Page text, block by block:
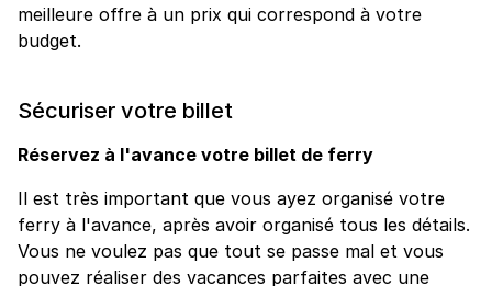
meilleure offre à un prix qui correspond à votre
budget.
Sécuriser votre billet
Réservez à l'avance votre billet de ferry
Il est très important que vous ayez organisé votre
ferry à l'avance, après avoir organisé tous les détails.
Vous ne voulez pas que tout se passe mal et vous
pouvez réaliser des vacances parfaites avec une